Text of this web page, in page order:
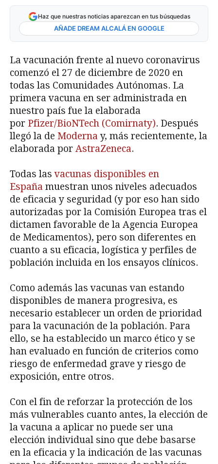
Haz que nuestras noticias aparezcan en tus búsquedas
AÑADE DREAM ALCALÁ EN GOOGLE
La vacunación frente al nuevo coronavirus
comenzó el 27 de diciembre de 2020 en
todas las Comunidades Autónomas. La
primera vacuna en ser administrada en
nuestro país fue la elaborada
por Pfizer/BioNTech (Comirnaty). Después
llegó la de Modernay, más recientemente, la
elaborada por AstraZeneca.
Todas lasvacunas disponibles en
España muestran unos niveles adecuados
de eficacia y seguridad (y por eso han sido
autorizadas por la Comisión Europea tras el
dictamen favorable de la Agencia Europea
de Medicamentos), pero son diferentes en
cuanto a su eficacia, logística y perfiles de
población incluida en los ensayos clínicos.
Como además las vacunas van estando
disponibles de manera progresiva, es
necesario establecer un orden de prioridad
para la vacunación de la población. Para
ello, se ha establecido un marco ético y se
han evaluado en función de criterios como
riesgo de enfermedad grave y riesgo de
exposición, entre otros.
Con el fin de reforzar la protección de los
más vulnerables cuanto antes, la elección de
la vacuna a aplicar no puede ser una
elección individual sino que debe basarse
en la eficacia y la indicación de las vacunas